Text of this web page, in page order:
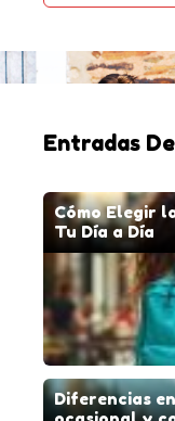
Entradas
Cómo Elegir
Tu Día a Día
Diferencias